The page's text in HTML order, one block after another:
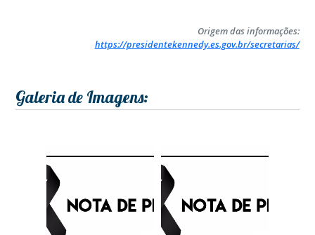
Origem das informações:
https://presidentekennedy.es.gov.br/secretarias/
Galeria de Imagens: